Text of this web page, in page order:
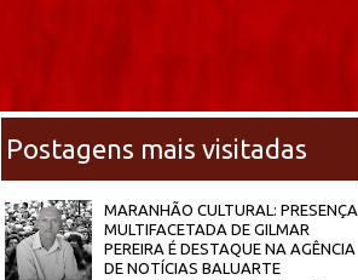
Postagens mais visitadas
MARANHÃO CULTURAL: PRESENÇA
MULTIFACETADA DE GILMAR
PEREIRA É DESTAQUE NA AGÊNCIA
DE NOTÍCIAS BALUARTE